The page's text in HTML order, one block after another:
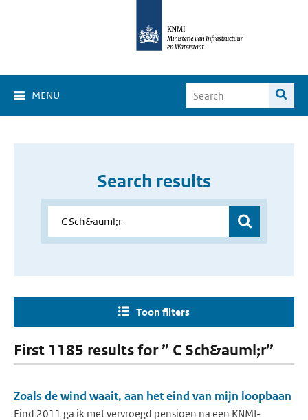
MENU
Search results
Toon filters
First 1185 results for ” C Sch&auml;r”
Zoals de wind waait, aan het eind van mijn loopbaan
Eind 2011 ga ik met vervroegd pensioen na een KNMI-